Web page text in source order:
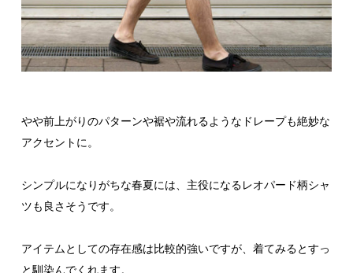
やや前上がりのパターンや裾や流れるようなドレープも絶妙な
アクセントに。
シンプルになりがちな春夏には、主役になるレオパード柄シャ
ツも良さそうです。
アイテムとしての存在感は比較的強いですが、着てみるとすっ
と馴染んでくれます。